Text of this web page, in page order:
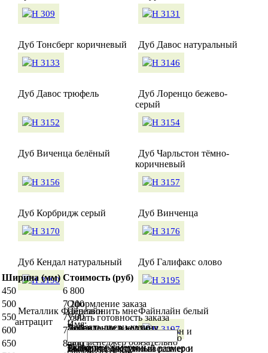
Ширина (мм) Стоимость (руб)
450
6 800
500
7 200
550
7 500
600
7 900
650
8 300
Дуб Тонсберг коричневый Дуб Давос натуральный
Дуб Давос трюфель
Дуб Лоренцо бежево-
серый
Дуб Виченца белёный
Дуб Чарльстон тёмно-
коричневый
Дуб Корбридж серый Дуб Винченца
Дуб Кендал натуральный Дуб Галифакс олово
Металлик Файнлайн
антрацит
Файнлайн белый
Узнать готовность заказа
Чтобы узнать статус вашего
заказа, необходимо ввести его
Перезвонить мне
Сообщите нам свой телефон и
наш менеджер обязательно
Заказать двери-купе
Укажите размеры и
Добавление в корзину
Выберите доступный размер и
Добавление в корзину
Выберите доступный размер и
Оформление заказа
Имя:
Телефон: